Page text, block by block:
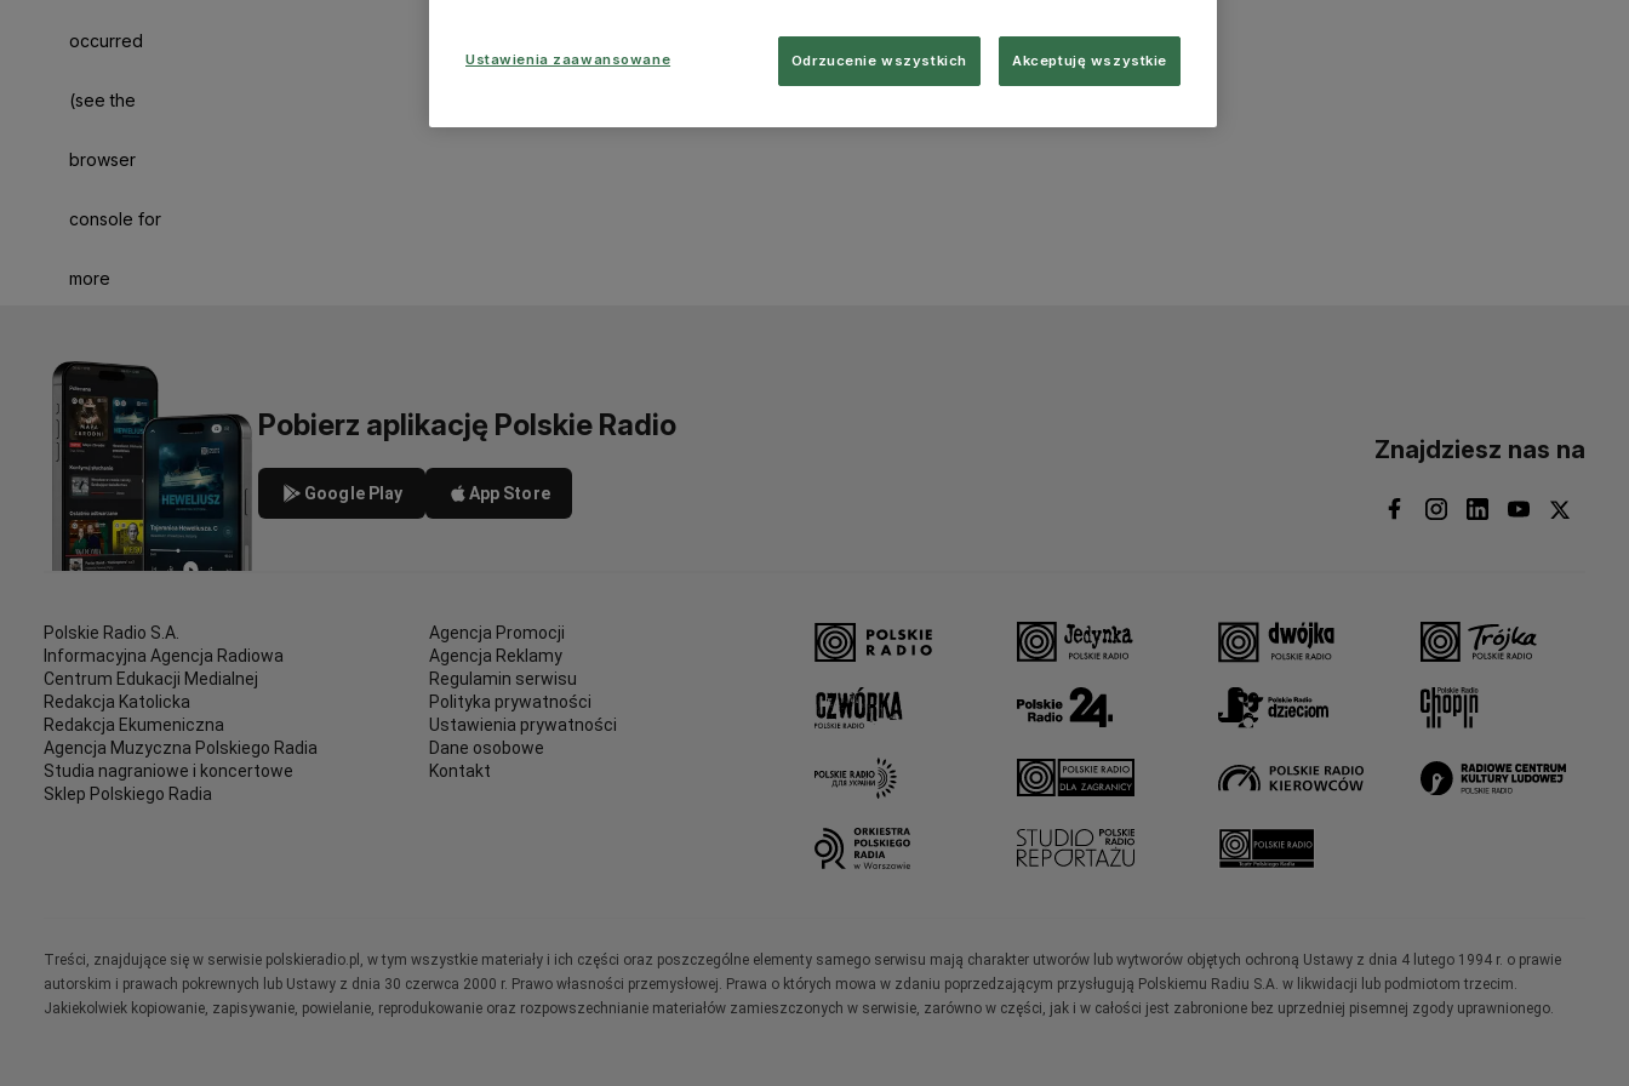
occurred
(see the
browser
console for
more
Pobierz aplikację Polskie Radio
Google Play App Store
Znajdziesz nas na
Polskie Radio S.A.
Informacyjna Agencja Radiowa
Centrum Edukacji Medialnej
Redakcja Katolicka
Redakcja Ekumeniczna
Agencja Muzyczna Polskiego Radia
Studia nagraniowe i koncertowe
Sklep Polskiego Radia
Agencja Promocji
Agencja Reklamy
Regulamin serwisu
Polityka prywatności
Ustawienia prywatności
Dane osobowe
Kontakt
Treści, znajdujące się w serwisie polskieradio.pl, w tym wszystkie materiały i ich części oraz poszczególne elementy samego serwisu mają charakter utworów lub wytworów objętych ochroną Ustawy z dnia 4 lutego 1994 r. o prawie
autorskim i prawach pokrewnych lub Ustawy z dnia 30 czerwca 2000 r. Prawo własności przemysłowej. Prawa o których mowa w zdaniu poprzedzającym przysługują Polskiemu Radiu S.A. w likwidacji lub podmiotom trzecim.
Jakiekolwiek kopiowanie, zapisywanie, powielanie, reprodukowanie oraz rozpowszechnianie materiałów zamieszczonych w serwisie, zarówno w części, jak i w całości jest zabronione bez uprzedniej pisemnej zgody uprawnionego.
Ustawienia zaawansowane Odrzucenie wszystkich Akceptuję wszystkie